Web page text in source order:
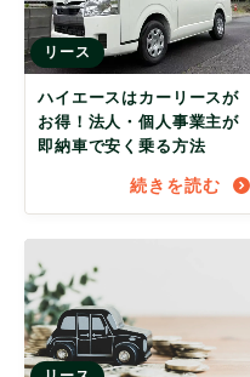
リース
ハイエースはカーリースが
お得！法人・個人事業主が
即納車で安く乗る方法
続きを読む